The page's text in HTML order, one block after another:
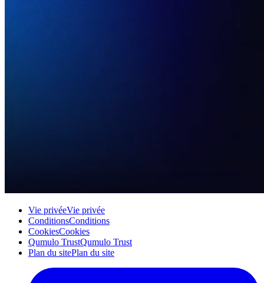
Vie privéeVie privée
ConditionsConditions
CookiesCookies
Qumulo TrustQumulo Trust
Plan du sitePlan du site